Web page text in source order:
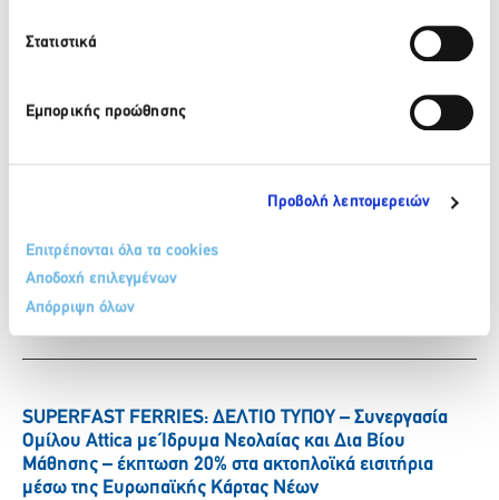
Στατιστικά
Εμπορικής προώθησης
Προβολή λεπτομερειών
Επιτρέπονται όλα τα cookies
Αποδοχή επιλεγμένων
Απόρριψη όλων
ΒΙΚΟΣ: Το φυσικό μεταλλικό νερό ΒΙΚΟΣ στο πλευρό της
αθλήτριας Γεωργίας Δαμασιώτη
Περισσότερα
ΒΙΚΟΣ: Η Νικόλ Παυλοπούλου εντάσσεται στην ομάδα
ΒΙΚΟΣ.
SUPERFAST FERRIES: ΔΕΛΤΙΟ ΤΥΠΟΥ – Συνεργασία
Ομίλου Attica με Ίδρυμα Νεολαίας και Δια Βίου
Μάθησης – έκπτωση 20% στα ακτοπλοϊκά εισιτήρια
μέσω της Ευρωπαϊκής Κάρτας Νέων